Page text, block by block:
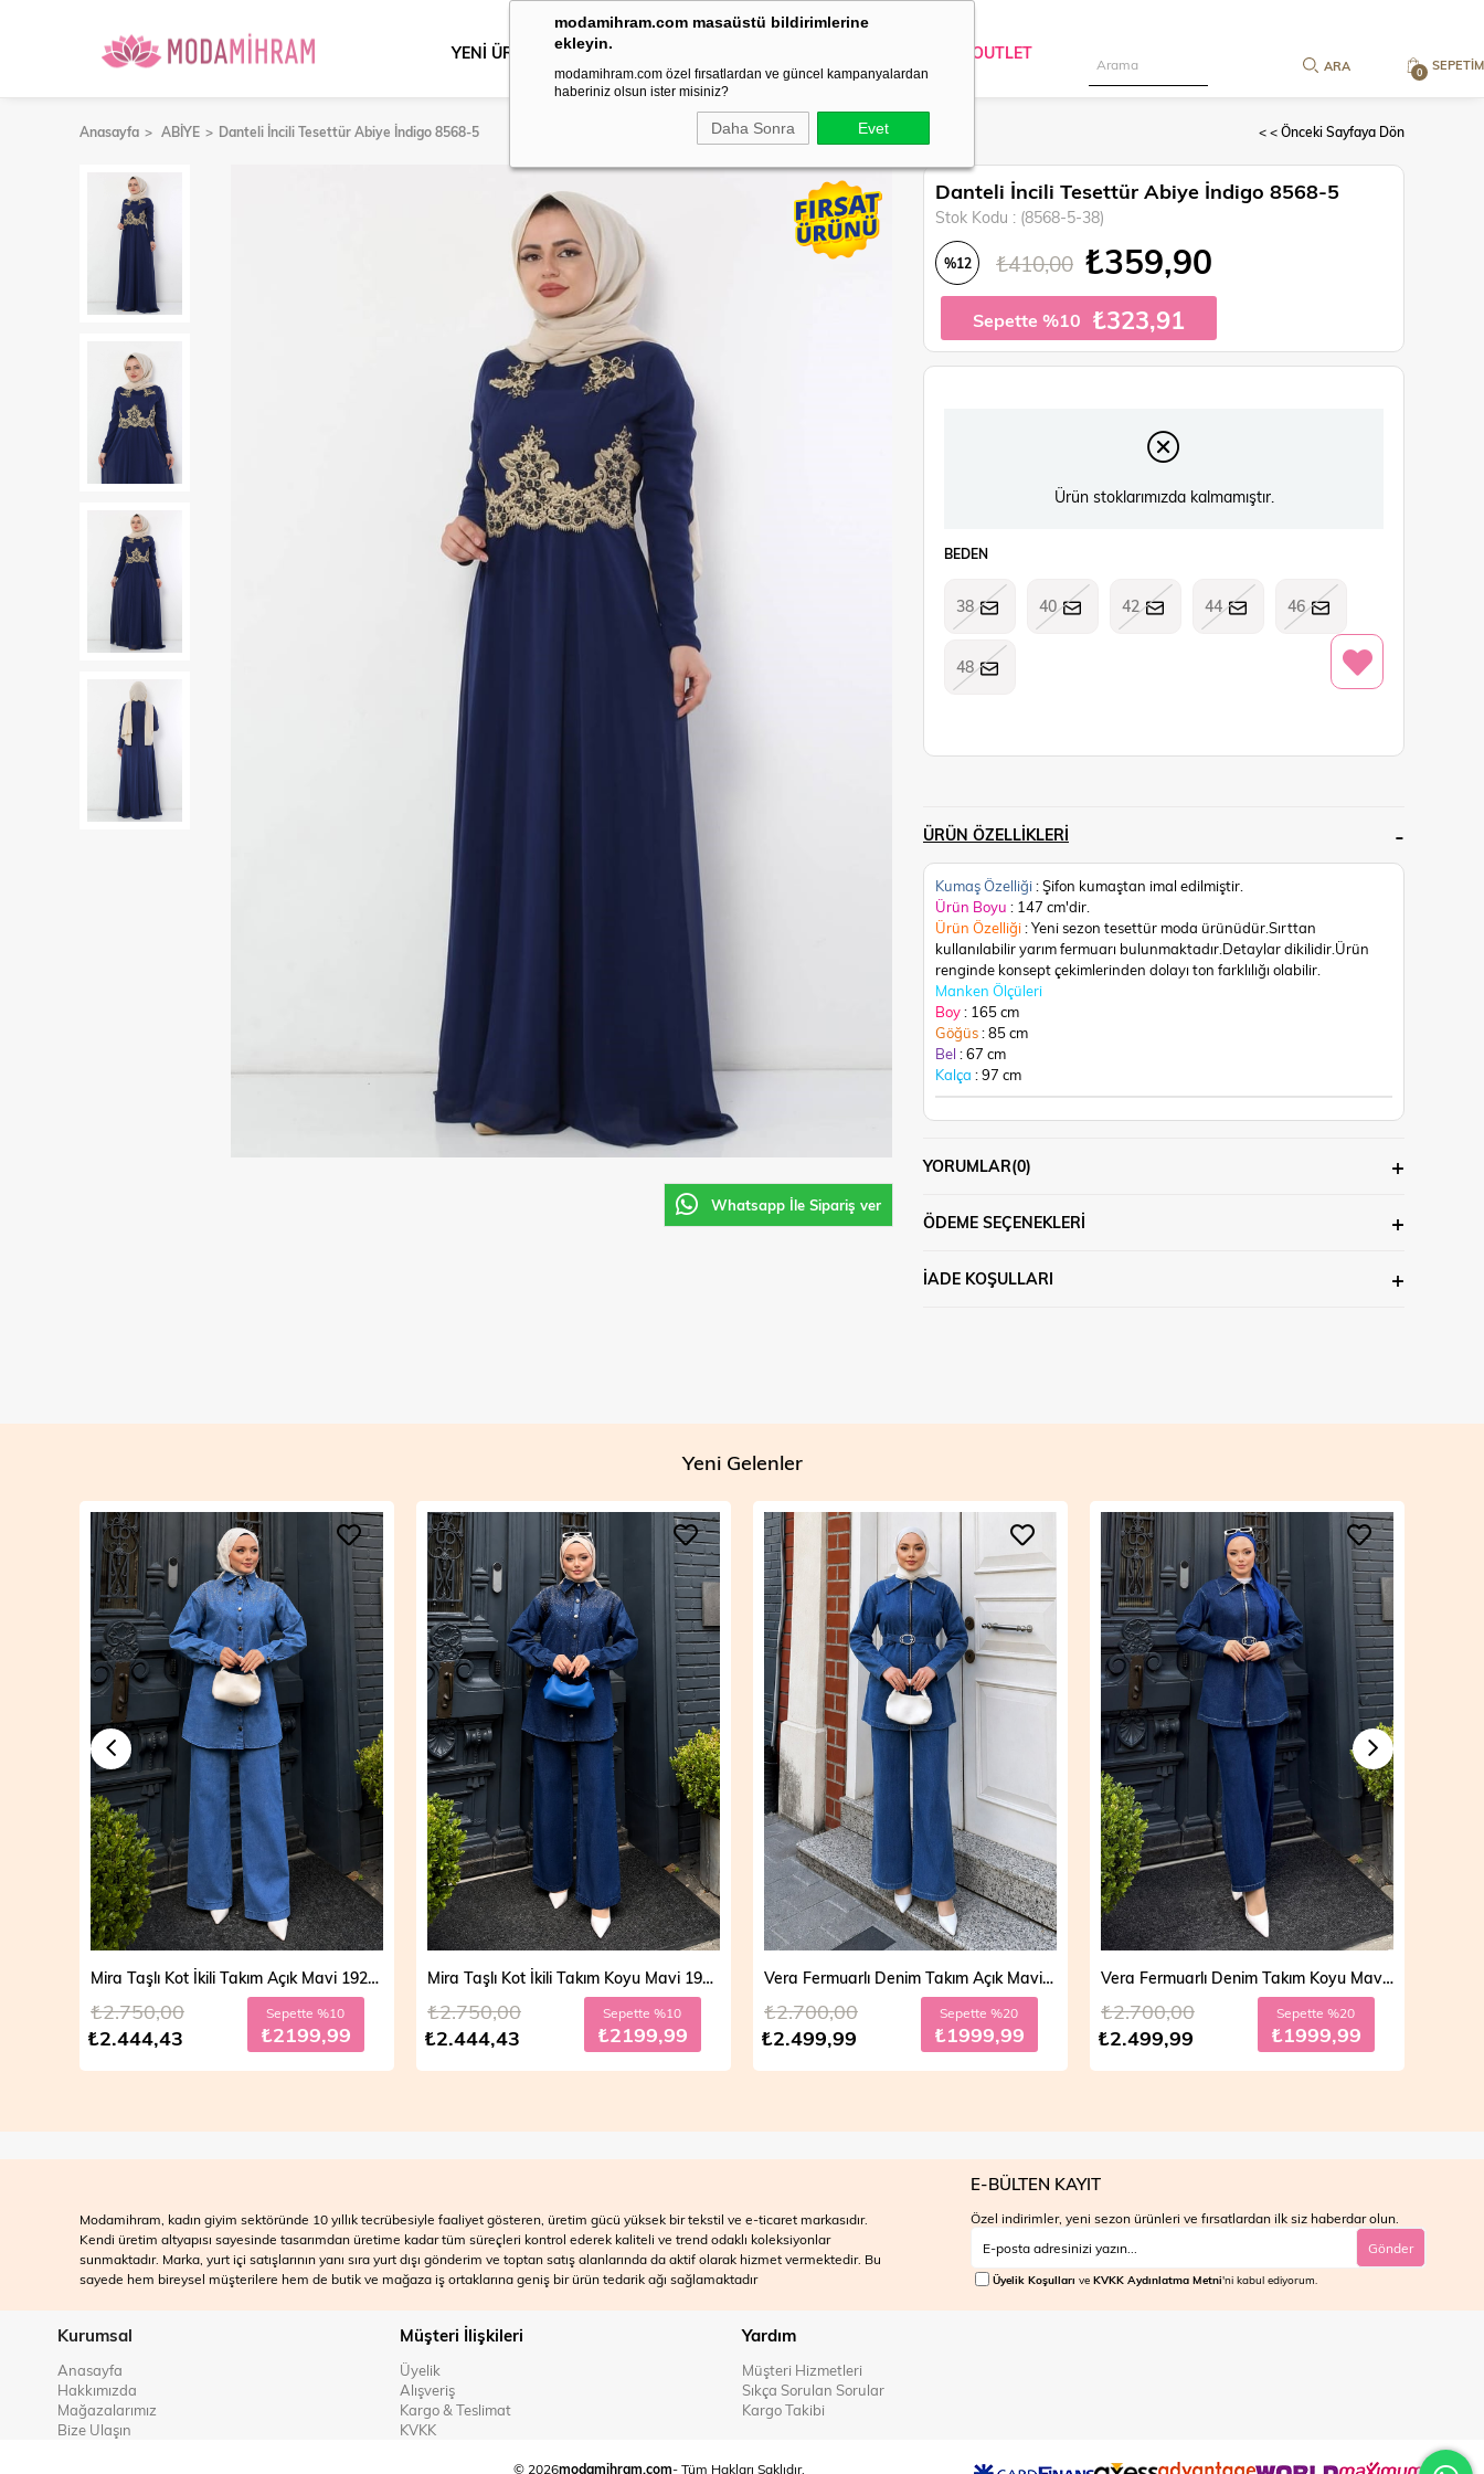
modamihram.com masaüstü bildirimlerine
ekleyin.
modamihram.com özel fırsatlardan ve güncel kampanyalardan
haberiniz olsun ister misiniz?
Daha Sonra Evet
SEPETIM
0
YENİ ÜRÜNLER DIŞ GİYİM OUTLET
Anasayfa ABİYE Danteli İncili Tesettür Abiye İndigo 8568-5 < < Önceki Sayfaya Dön
Whatsapp İle Sipariş ver
Danteli İncili Tesettür Abiye İndigo 8568-5
Stok Kodu (8568-5-38)
%12 ₺410,00 ₺359,90
Sepette %10 ₺323,91
Ürün stoklarımızda kalmamıştır.
BEDEN
38 40 42 44 46
48
ÜRÜN ÖZELLIKLERI
Kumaş Özelliği: Şifon kumaştan imal edilmiştir.
Ürün Boyu : 147 cm'dir.
Ürün Özelliği: Yeni sezon tesettür moda ürünüdür.Sırttan
kullanılabilir yarım fermuarı bulunmaktadır.Detaylar dikilidir. Ürün
renginde konsept çekimlerinden dolayı ton farklılığı olabilir.
Manken Ölçüleri
Boy: 165 cm
Göğüs: 85 cm
Bel : 67 cm
Kalça : 97 cm
YORUMLAR(0)
ÖDEME SEÇENEKLERI
İADE KOŞULLARI
Yeni Gelenler
Mira Taşlı Kot İkili Takım Koyu Mavi 19286
₺2.444,43
₺2.750,00 Sepette %10
₺2199,99
Vera Fermuarlı Denim Takım Açık Mavi 19298
₺2.499,99
₺2.700,00 Sepette %20
₺1999,99
Vera Fermuarlı Denim Takım Koyu Mavi 19298
₺2.499,99
₺2.700,00 Sepette %20
₺1999,99
Mila Çift Düğmeli Kot Trençkot Açık Mavi 19290
₺3.999,99
₺4.700,00 Sepette %30
₺2799,99
Modamihram, kadın giyim sektöründe 10 yıllık tecrübesiyle faaliyet gösteren, üretim gücü yüksek bir tekstil ve e-ticaret markasıdır.
Kendi üretim altyapısı sayesinde tasarımdan üretime kadar tüm süreçleri kontrol ederek kaliteli ve trend odaklı koleksiyonlar
sunmaktadır. Marka, yurt içi satışlarının yanı sıra yurt dışı gönderim ve toptan satış alanlarında da aktif olarak hizmet vermektedir. Bu
sayede hem bireysel müşterilere hem de butik ve mağaza iş ortaklarına geniş bir ürün tedarik ağı sağlamaktadır
E-BÜLTEN KAYIT
Özel indirimler, yeni sezon ürünleri ve fırsatlardan ilk siz haberdar olun.
Gönder
Üyelik Koşulları ve KVKK Aydınlatma Metni'ni kabul ediyorum.
Kurumsal
Anasayfa
Hakkımızda
Mağazalarımız
Bize Ulaşın
Müşteri İlişkileri
Üyelik
Alışveriş
Kargo & Teslimat
KVKK
Yardım
Müşteri Hizmetleri
Sıkça Sorulan Sorular
Kargo Takibi
© 2026modamihram.com- Tüm Hakları Saklıdır.